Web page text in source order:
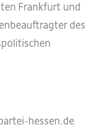
Frankfurt und
des
hessen.de